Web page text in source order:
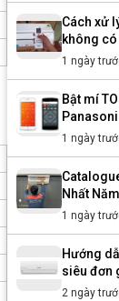
Cách xử
không
1 ngày
Bật mí
1 ngày
Nhất
1 ngày
Hướng
siêu đơn
2 ngày